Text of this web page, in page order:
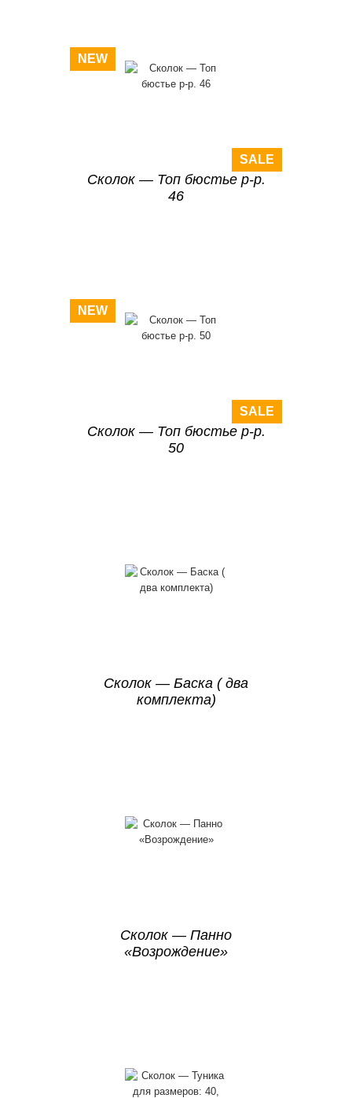
NEW
SALE
Сколок — Топ бюстье р-р.
46
NEW
SALE
Сколок — Топ бюстье р-р.
50
Сколок — Баска ( два
комплекта)
Сколок — Панно
«Возрождение»